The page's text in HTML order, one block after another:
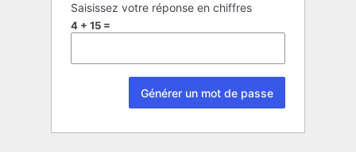
Saisissez votre réponse en chiffres
4 + 15 =